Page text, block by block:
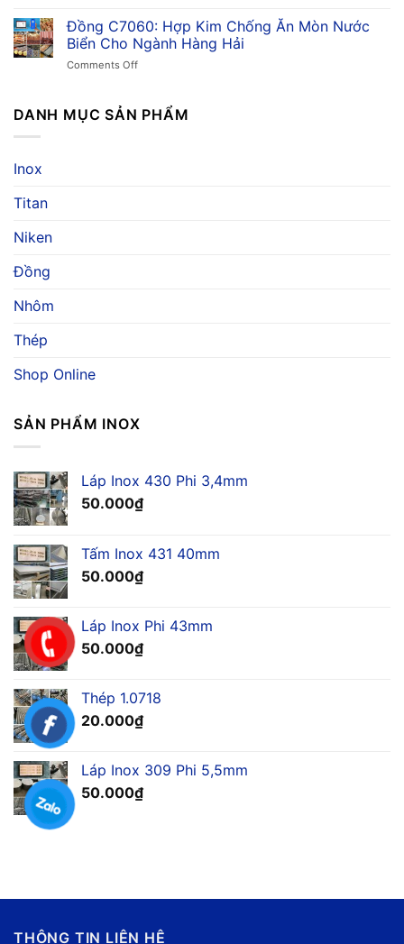
Ứng
Dụng
Ăn
Mòn,
Ứng
Hàng
C7150:
Khả
Năng
Chống
Nước
Đồng C7060: Hợp Kim Chống Ăn Mòn Nước
Biển Cho Ngành Hàng Hải
Comments Offon
Hợp
DANH MỤC SẢN PHẨM
Inox
Titan
Niken
Đồng
Nhôm
Thép
Shop Online
SẢN PHẨM INOX
Láp Inox 430 Phi 3,4mm
50.000₫
Tấm Inox 431 40mm
50.000₫
Láp Inox Phi 43mm
50.000₫
Thép 1.0718
20.000₫
Láp Inox 309 Phi 5,5mm
50.000₫
THÔNG TIN LIÊN HỆ